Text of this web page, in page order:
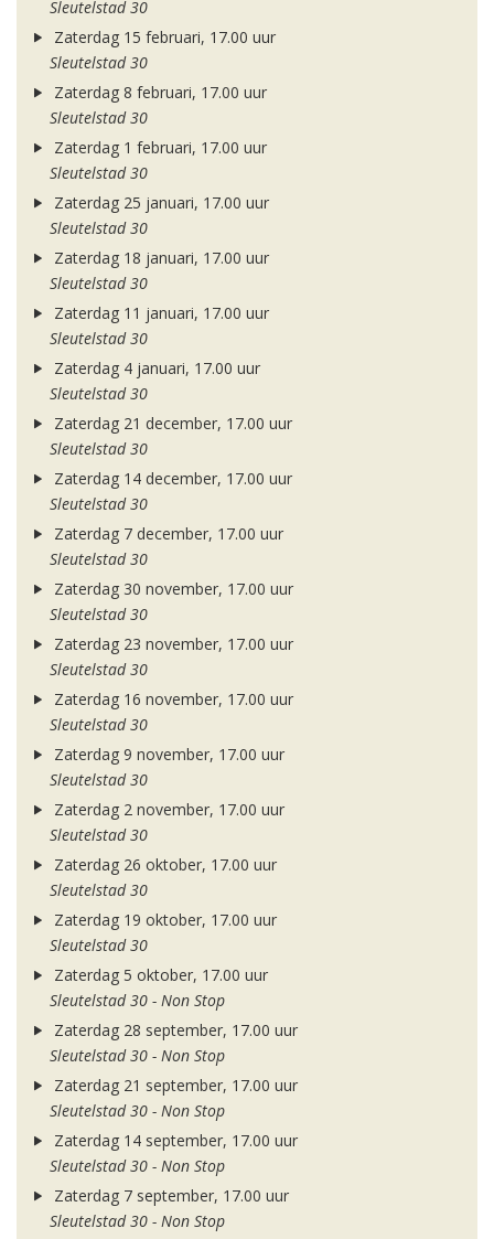
Sleutelstad 30
Zaterdag 15 februari, 17.00 uur
Sleutelstad 30
Zaterdag 8 februari, 17.00 uur
Sleutelstad 30
Zaterdag 1 februari, 17.00 uur
Sleutelstad 30
Zaterdag 25 januari, 17.00 uur
Sleutelstad 30
Zaterdag 18 januari, 17.00 uur
Sleutelstad 30
Zaterdag 11 januari, 17.00 uur
Sleutelstad 30
Zaterdag 4 januari, 17.00 uur
Sleutelstad 30
Zaterdag 21 december, 17.00 uur
Sleutelstad 30
Zaterdag 14 december, 17.00 uur
Sleutelstad 30
Zaterdag 7 december, 17.00 uur
Sleutelstad 30
Zaterdag 30 november, 17.00 uur
Sleutelstad 30
Zaterdag 23 november, 17.00 uur
Sleutelstad 30
Zaterdag 16 november, 17.00 uur
Sleutelstad 30
Zaterdag 9 november, 17.00 uur
Sleutelstad 30
Zaterdag 2 november, 17.00 uur
Sleutelstad 30
Zaterdag 26 oktober, 17.00 uur
Sleutelstad 30
Zaterdag 19 oktober, 17.00 uur
Sleutelstad 30
Zaterdag 5 oktober, 17.00 uur
Sleutelstad 30 - Non Stop
Zaterdag 28 september, 17.00 uur
Sleutelstad 30 - Non Stop
Zaterdag 21 september, 17.00 uur
Sleutelstad 30 - Non Stop
Zaterdag 14 september, 17.00 uur
Sleutelstad 30 - Non Stop
Zaterdag 7 september, 17.00 uur
Sleutelstad 30 - Non Stop